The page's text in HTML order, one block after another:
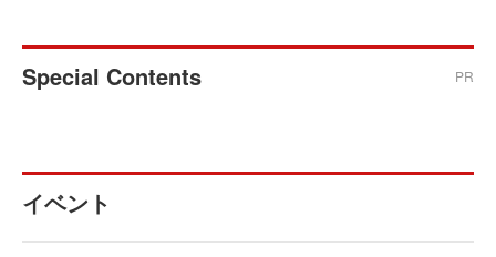
Special Contents PR
イベント